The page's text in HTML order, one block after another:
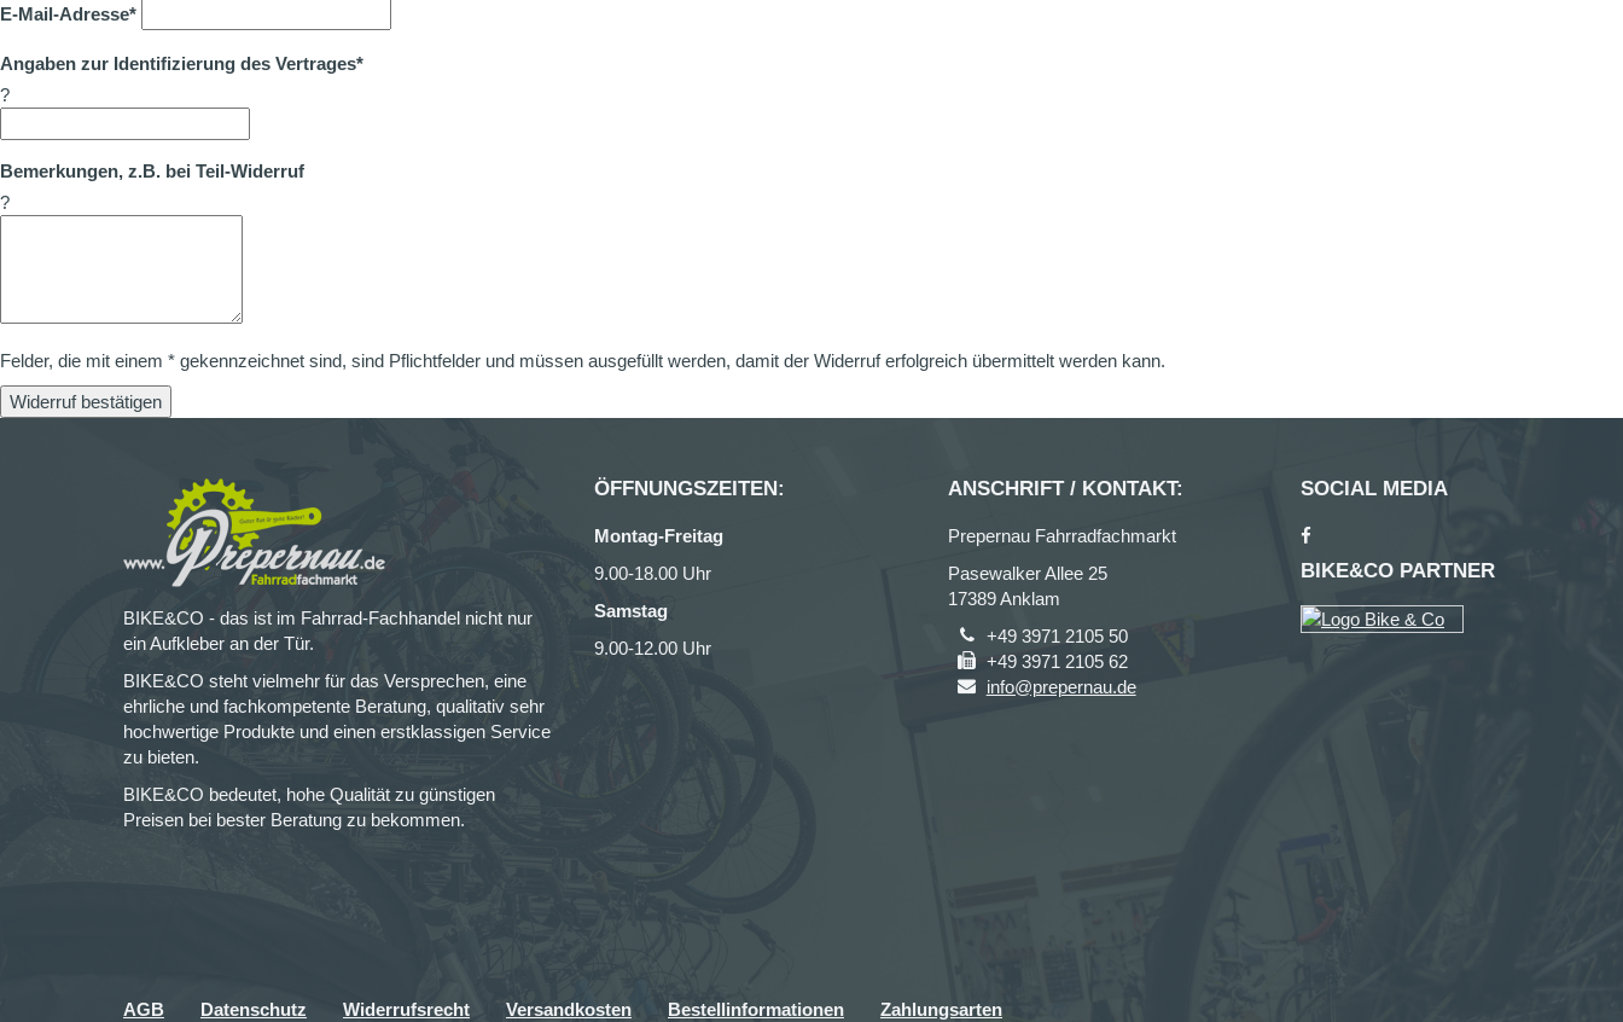
E-Mail-Adresse*
Angaben zur Identifizierung des Vertrages*
?
Bemerkungen, z.B. bei Teil-Widerruf
?
Felder, die mit einem * gekennzeichnet sind, sind Pflichtfelder und müssen ausgefüllt werden, damit der Widerruf erfolgreich übermittelt werden kann.
Widerruf bestätigen
BIKE&CO - das ist im Fahrrad-Fachhandel nicht nur
ein Aufkleber an der Tür.
BIKE&CO steht vielmehr für das Versprechen, eine
ehrliche und fachkompetente Beratung, qualitativ sehr
hochwertige Produkte und einen erstklassigen Service
zu bieten.
BIKE&CO bedeutet, hohe Qualität zu günstigen
Preisen bei bester Beratung zu bekommen.
ÖFFNUNGSZEITEN:
Montag-Freitag
9.00-18.00 Uhr
Samstag
9.00-12.00 Uhr
ANSCHRIFT / KONTAKT:
Prepernau Fahrradfachmarkt
Pasewalker Allee 25
17389 Anklam
+49 3971 2105 50
+49 3971 2105 62
info@prepernau.de
SOCIAL MEDIA
BIKE&CO PARTNER
AGB Datenschutz Widerrufsrecht Versandkosten Bestellinformationen Zahlungsarten